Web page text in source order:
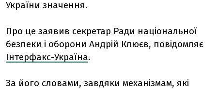
України значення.
Про це заявив секретар Ради національної
безпеки і оборони Андрій Клюєв, повідомляє
Інтерфакс-Україна.
За його словами, завдяки механізмам, які